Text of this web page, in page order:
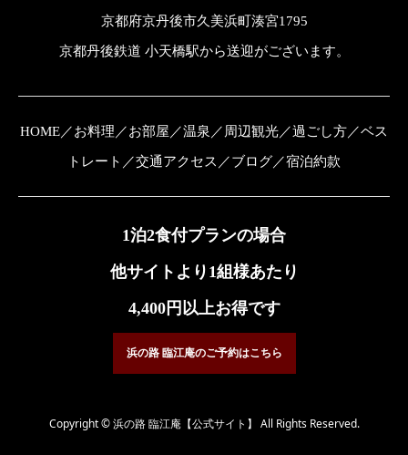
京都府京丹後市久美浜町湊宮1795
京都丹後鉄道 小天橋駅から送迎がございます。
HOME／お料理 ／お部屋 ／温泉 ／ 周辺観光／過ごし方／ベス
トレート ／交通アクセス ／ブログ／宿泊約款
1泊2食付プランの場合
他サイトより1組様あたり
4,400円以上お得です
浜の路 臨江庵のご予約はこちら
Copyright © 浜の路 臨江庵【公式サイト】 All Rights Reserved.